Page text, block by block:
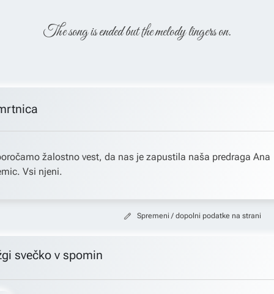
The song is ended but the melody lingers on.
žalostno vest, da nas je zapustila naša predraga Ana
Vsi njeni.
Spremeni / dopolni podatke na strani
svečko v spomin